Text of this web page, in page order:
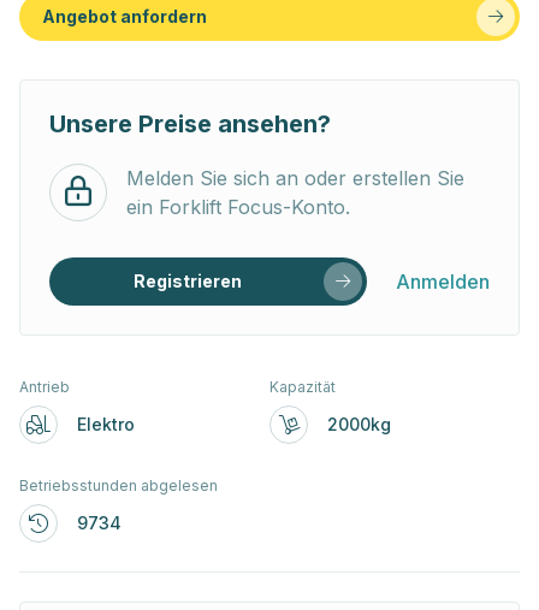
Angebot anfordern
Unsere Preise ansehen?
Melden Sie sich an oder erstellen Sie
ein Forklift Focus-Konto.
Registrieren Anmelden
Antrieb
Elektro
Kapazität
2000kg
Betriebsstunden abgelesen
9734